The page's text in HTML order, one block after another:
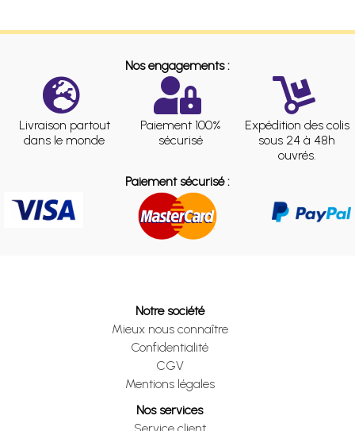
Nos engagements :
Livraison partout
dans le monde
Paiement 100%
sécurisé
Expédition des colis
sous 24 à 48h
ouvrés.
Paiement sécurisé :
Notre société
Mieux nous connaître
Confidentialité
CGV
Mentions légales
Nos services
Service client